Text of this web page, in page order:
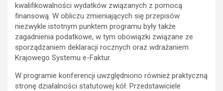
kwalifikowalności wydatków związanych z pomocą
finansową. W obliczu zmieniających się przepisów
niezwykle istotnym punktem programu były także
zagadnienia podatkowe, w tym obowiązki związane ze
sporządzaniem deklaracji rocznych oraz wdrażaniem
Krajowego Systemu e-Faktur.
W programie konferencji uwzględniono również praktyczną
stronę działalności statutowej kół. Przedstawiciele